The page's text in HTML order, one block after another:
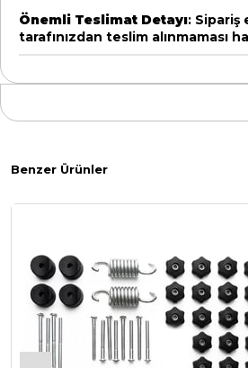
Önemli Teslimat Detayı: Sipariş
tarafınızdan teslim alınmaması
Benzer Ürünler